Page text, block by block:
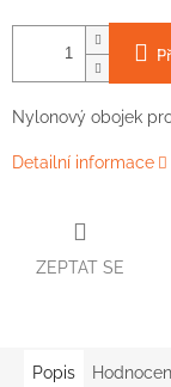
Nylonový obojek
Detailní informace
ZEPTAT SE
Popis